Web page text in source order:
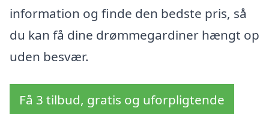
information og finde den bedste pris, så
du kan få dine drømmegardiner hængt op
uden besvær.
Få 3 tilbud, gratis og uforpligtende